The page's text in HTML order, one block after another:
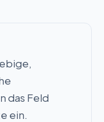
das Feld
ein.